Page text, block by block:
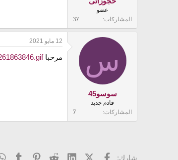
عضو
المشاركات
37
س
سوسو45
قادم جديد
المشاركات
7
12 مايو 2021
مرحبا
شارك: فيسبوكX (Twitter)
LinkedIn
Reddit
Pinterest